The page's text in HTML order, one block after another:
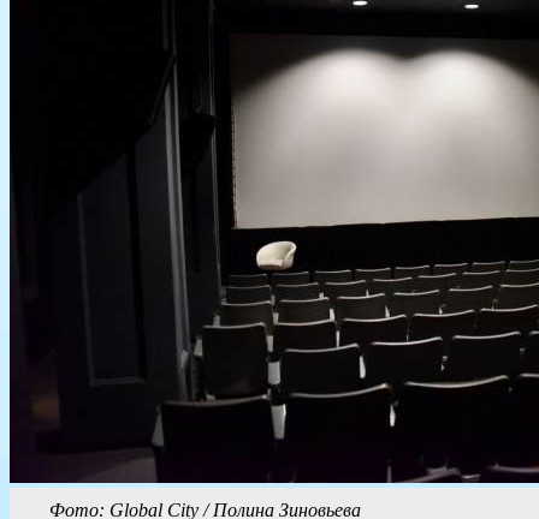
Фото: Global City / Полина Зиновьева